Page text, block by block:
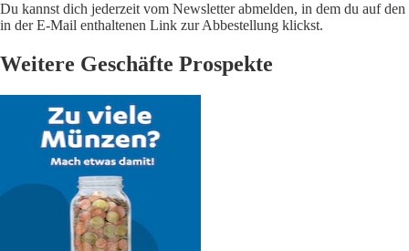
Du kannst dich jederzeit vom Newsletter abmelden, in dem du auf den
in der E-Mail enthaltenen Link zur Abbestellung klickst.
Weitere Geschäfte Prospekte